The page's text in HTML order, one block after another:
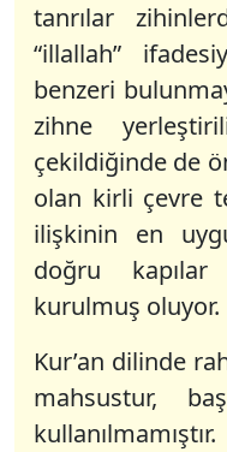
tanrılar
“illallah”
benzeri
zihne
çekildiğinde de
olan kirli çevre
ilişkinin en
doğru kapılar
kurulmuş oluyor.
Kur’an dilinde
mahsustur,